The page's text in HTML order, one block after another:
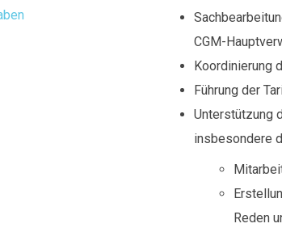
CGM-
Koordinierung
Führung der
Unterstützung
insbesondere
Reden